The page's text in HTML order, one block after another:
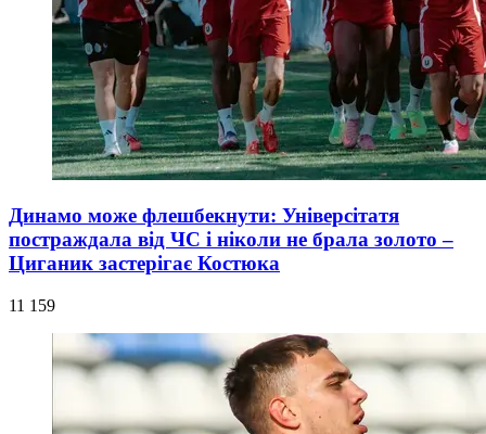
Динамо може флешбекнути: Універсітатя
постраждала від ЧС і ніколи не брала золото –
Циганик застерігає Костюка
11 159